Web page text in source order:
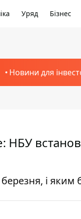
Уряд Бізнес
Новини для
і яким